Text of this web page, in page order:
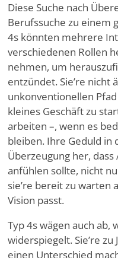
Diese Suche nach
Berufssuche zu einem
4s könnten mehrere
verschiedenen Rollen
nehmen, um
entzündet. Sie’re nicht
unkonventionellen
kleines Geschäft zu
arbeiten –, wenn es
bleiben. Ihre Geduld in
Überzeugung her,
anfühlen sollte, nicht
sie’re bereit zu warten
Vision passt.
Typ 4s wägen auch
widerspiegelt. Sie’re zu
einen Unterschied